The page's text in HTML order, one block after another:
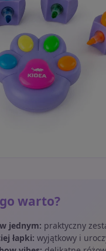
warto?
jednym: praktyczny
łapki: wyjątkowy i